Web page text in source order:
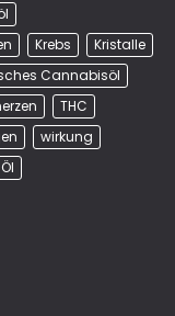
Krebs
Kristalle
Cannabisöl
THC
wirkung
Öl